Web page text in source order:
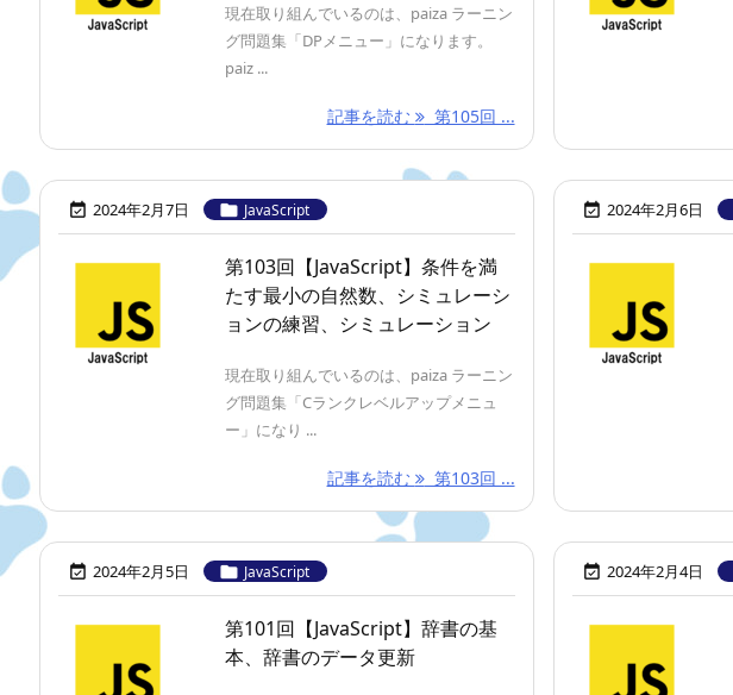
現在取り組んでいるのは、paiza ラーニン
グ問題集「DPメニュー」になります。
paiz ...
記事を読む 第105回 ...
 2024年2月7日  JavaScript
第103回【JavaScript】条件を満
たす最小の自然数、シミュレーシ
ョンの練習、シミュレーション
現在取り組んでいるのは、paiza ラーニン
グ問題集「Cランクレベルアップメニュ
ー」になり ...
記事を読む 第103回 ...
 2024年2月6日
 2024年2月5日  JavaScript
第101回【JavaScript】辞書の基
本、辞書のデータ更新
 2024年2月4日